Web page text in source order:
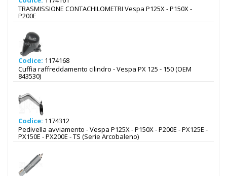
TRASMISSIONE CONTACHILOMETRI Vespa P125X - P150X -
P200E
Codice: 1174168
Cuffia raffreddamento cilindro - Vespa PX 125 - 150 (OEM
843530)
Codice: 1174312
Pedivella avviamento - Vespa P125X - P150X - P200E - PX125E -
PX150E - PX200E - TS (Serie Arcobaleno)